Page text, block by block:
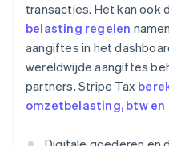
transacties. Het kan ook
belasting regelen
aangiftes in het
wereldwijde aangiftes
partners. Stripe Tax
omzetbelasting, btw en